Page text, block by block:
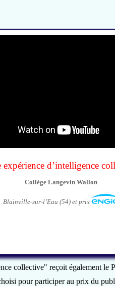
expérience d’intelligence
Collège Langevin Wallon
Blainville-sur-l’Eau (54) et prix
collective" reçoit également le
pour participer au prix du